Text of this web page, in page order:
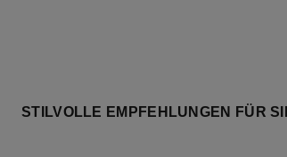
STILVOLLE EMPFEHLUNGEN FÜR